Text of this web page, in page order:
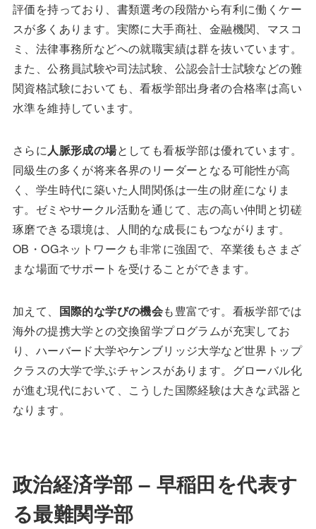
評価を持っており、書類選考の段階から有利に働くケー
スが多くあります。実際に大手商社、金融機関、マスコ
ミ、法律事務所などへの就職実績は群を抜いています。
また、公務員試験や司法試験、公認会計士試験などの難
関資格試験においても、看板学部出身者の合格率は高い
水準を維持しています。
さらに人脈形成の場としても看板学部は優れています。
同級生の多くが将来各界のリーダーとなる可能性が高
く、学生時代に築いた人間関係は一生の財産になりま
す。ゼミやサークル活動を通じて、志の高い仲間と切磋
琢磨できる環境は、人間的な成長にもつながります。
OB・OGネットワークも非常に強固で、卒業後もさまざ
まな場面でサポートを受けることができます。
加えて、 国際的な学びの機会も豊富です。看板学部では
海外の提携大学との交換留学プログラムが充実してお
り、ハーバード大学やケンブリッジ大学など世界トップ
クラスの大学で学ぶチャンスがあります。グローバル化
が進む現代において、こうした国際経験は大きな武器と
なります。
政治経済学部 – 早稲田を代表す
る最難関学部